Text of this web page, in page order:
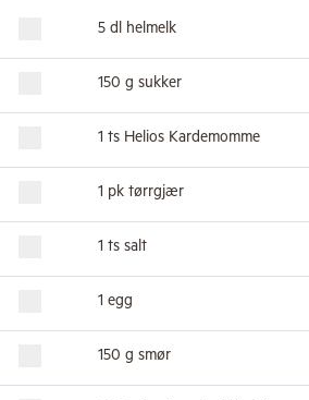
5 dl helmelk
150 g sukker
1 ts Helios Kardemomme
1 pk tørrgjær
1 ts salt
1 egg
150 g smør